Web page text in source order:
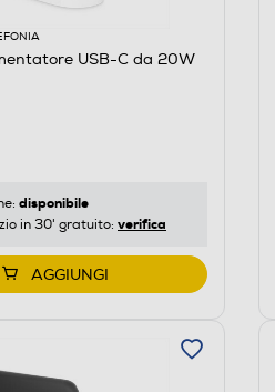
USB-C da 20W
disponibile
in 30' gratuito: verifica
AGGIUNGI